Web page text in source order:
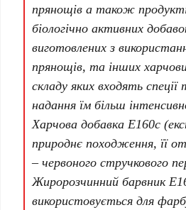
прянощів а також
біологічно активних
виготовлених з
прянощів, та інших
складу яких входять
надання їм більш
Харчова добавка Е160с
природнє походження, її
– червоного стручкового
Жиророзчинний барвник
використовується для